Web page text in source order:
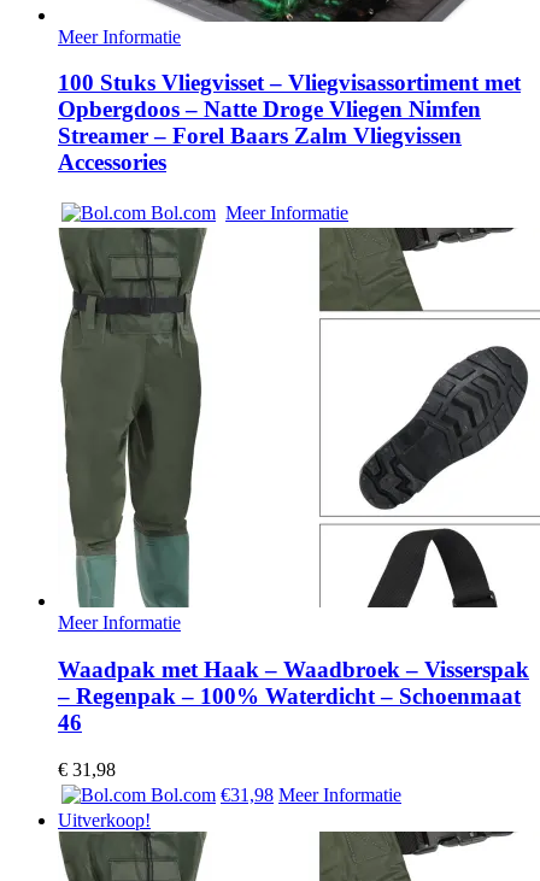
Meer Informatie
100 Stuks Vliegvisset – Vliegvisassortiment met
Opbergdoos – Natte Droge Vliegen Nimfen
Streamer – Forel Baars Zalm Vliegvissen
Accessories
Bol.com Meer Informatie
Meer Informatie
Waadpak met Haak – Waadbroek – Visserspak
– Regenpak – 100% Waterdicht – Schoenmaat
46
€ 31,98
Bol.com €31,98 Meer Informatie
Uitverkoop!